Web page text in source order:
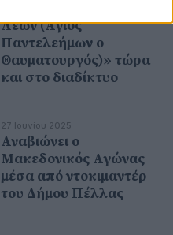
Λέων (Άγιος
Παντελεήμων ο
Θαυματουργός)» τώρα
και στο διαδίκτυο
27 Ιουνίου 2025
Αναβιώνει ο
Μακεδονικός Αγώνας
μέσα από ντοκιμαντέρ
του Δήμου Πέλλας